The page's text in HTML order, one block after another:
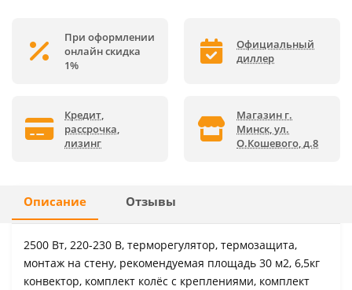
При оформлении
онлайн скидка
1%
Официальный
диллер
Кредит,
рассрочка,
лизинг
Магазин г.
Минск, ул.
О.Кошевого, д.8
Описание Отзывы
2500 Вт, 220-230 B, терморегулятор, термозащита,
монтаж на стену, рекомендуемая площадь 30 м2, 6,5кг
конвектор, комплект колёс с креплениями, комплект